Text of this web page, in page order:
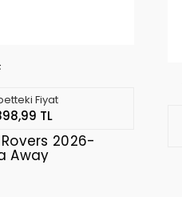
Fiyat
TL
2026-
Away